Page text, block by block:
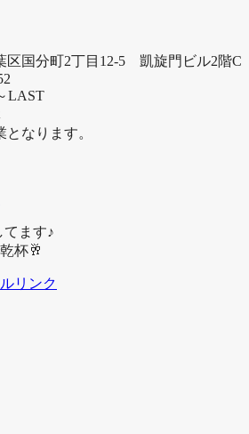
区国分町2丁目12-5 凱旋門ビル2階C
LAST
なります。
ます♪
杯🥂